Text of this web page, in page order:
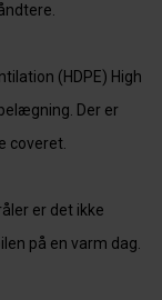
(HDPE) High
Der er
coveret.
er det ikke
på en varm dag.